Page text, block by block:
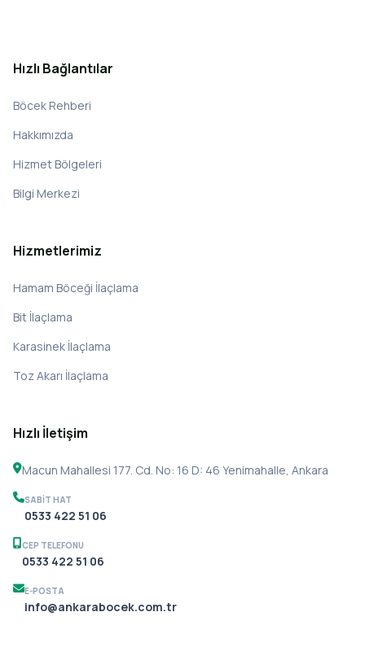
Hızlı Bağlantılar
Böcek Rehberi
Hakkımızda
Hizmet Bölgeleri
Bilgi Merkezi
Hizmetlerimiz
Hamam Böceği İlaçlama
Bit İlaçlama
Karasinek İlaçlama
Toz Akarı İlaçlama
Hızlı İletişim
Macun Mahallesi 177. Cd. No: 16 D: 46 Yenimahalle, Ankara
SABIT HAT
0533 422 51 06
CEP TELEFONU
0533 422 51 06
E-POSTA
info@ankarabocek.com.tr